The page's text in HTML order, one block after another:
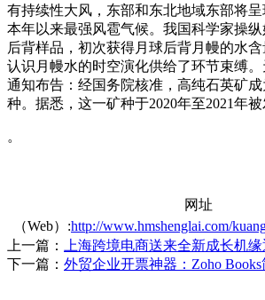
有持续性大风，东部和东北地域东部将
本年以来最强风雹气候。我国科学家操
后背样品，初次获得月球后背月幔的水
认识月幔水的时空演化供给了环节束缚
通知布告：经国务院核准，高纯石英矿
种。据悉，这一矿种于2020年至2021年被
。
网址
（Web）:http://www.hmshenglai.com/
上一篇：
上海跨境电商送来全新成长机
下一篇： 外贸企业开票神器：Zoho